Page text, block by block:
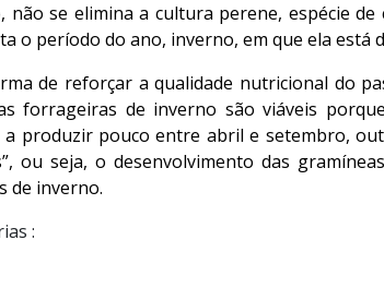
não se elimina a cultura perene, espécie
o período do ano, inverno, em que ela está
de reforçar a qualidade nutricional do
forrageiras de inverno são viáveis
a produzir pouco entre abril e setembro,
ou seja, o desenvolvimento das
de inverno.
: